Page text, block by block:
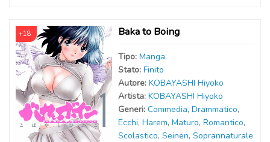
+18 Baka to Boing
Tipo: Manga
Stato: Finito
Autore: KOBAYASHI Hiyoko
Artista: KOBAYASHI Hiyoko
Generi: Commedia, Drammatico,
Ecchi, Harem, Maturo, Romantico,
Scolastico, Seinen, Soprannaturale